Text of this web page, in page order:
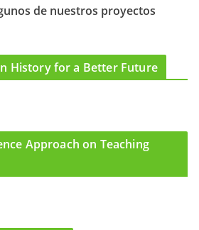
de nuestros proyectos
History for a Better Future
Approach on Teaching